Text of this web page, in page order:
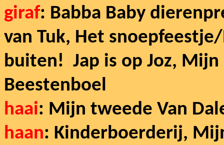
giraf: Babba Baby
van Tuk, Het
buiten! Jap is op Joz,
Beestenboel
haai: Mijn tweede Van
haan: Kinderboerderij,